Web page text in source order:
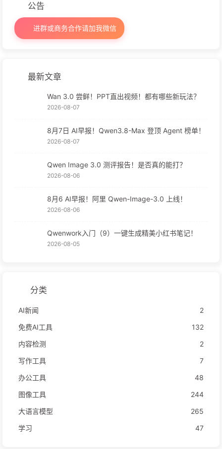
公告
进群或商务合作请加我微信
最新文章
Wan 3.0 尝鲜！PPT直出视频！都有哪些新玩法？
2026-08-07
8月7日 AI早报！Qwen3.8-Max 登顶 Agent 榜单！
2026-08-07
Qwen Image 3.0 测评报告！是否真的能打？
2026-08-06
8月6 AI早报！阿里 Qwen-Image-3.0 上线！
2026-08-06
Qwenwork入门（9）一键生成精美小红书笔记！
2026-08-05
分类
AI新闻
2
免费AI工具
132
内容检测
2
写作工具
7
办公工具
48
图像工具
244
大语言模型
265
学习
47